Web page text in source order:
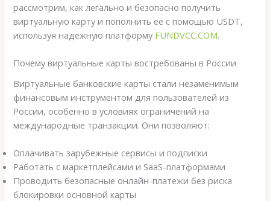
рассмотрим, как легально и безопасно получить
виртуальную карту и пополнить её с помощью USDT,
используя надежную платформу FUNDVCC.COM.
Почему виртуальные карты востребованы в России
Виртуальные банковские карты стали незаменимым
финансовым инструментом для пользователей из
России, особенно в условиях ограничений на
международные транзакции. Они позволяют:
Оплачивать зарубежные сервисы и подписки
Работать с маркетплейсами и SaaS-платформами
Проводить безопасные онлайн-платежи без риска
блокировки основной карты